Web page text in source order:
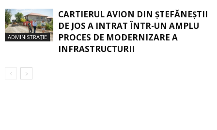
ADMINISTRAȚIE
CARTIERUL AVION DIN ŞTEFĂNEŞTII
DE JOS A INTRAT ÎNTR-UN AMPLU
PROCES DE MODERNIZARE A
INFRASTRUCTURII